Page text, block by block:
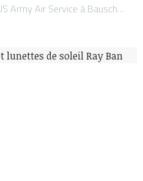
Army Air Service à Bausch…